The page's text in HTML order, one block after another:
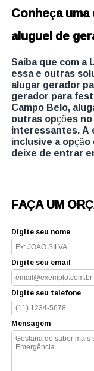
Conheça
aluguel de
Saiba que com a
essa e outras
alugar gerador
gerador para
Campo Belo,
outras opções
interessantes. A
inclusive a
deixe de entrar
FAÇA UM
Digite seu nome
Digite seu email
Digite seu telefone
Mensagem